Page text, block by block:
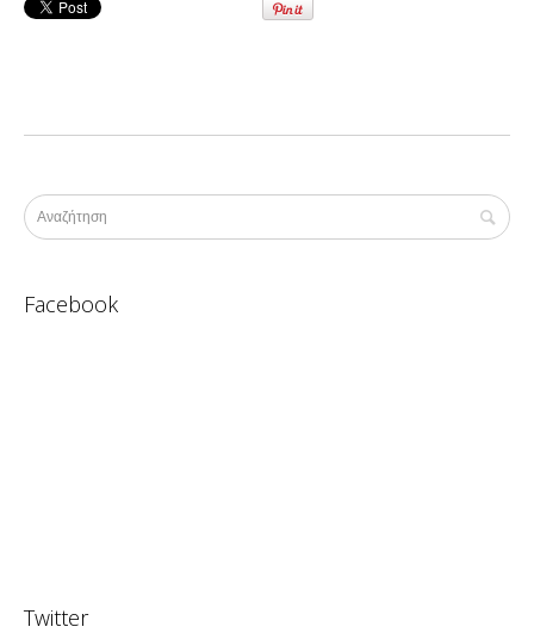
Facebook
Twitter